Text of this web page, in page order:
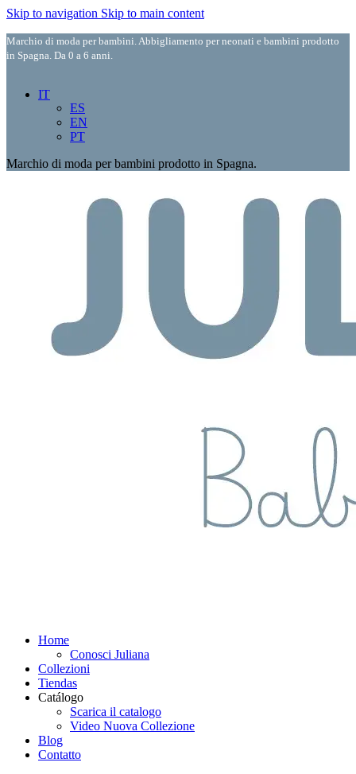
Skip to navigation Skip to main content
Marchio di moda per bambini. Abbigliamento per neonati e bambini prodotto
in Spagna. Da 0 a 6 anni.
IT
ES
EN
PT
Marchio di moda per bambini prodotto in Spagna.
Home
Conosci Juliana
Collezioni
Tiendas
Catálogo
Scarica il catalogo
Video Nuova Collezione
Blog
Contatto